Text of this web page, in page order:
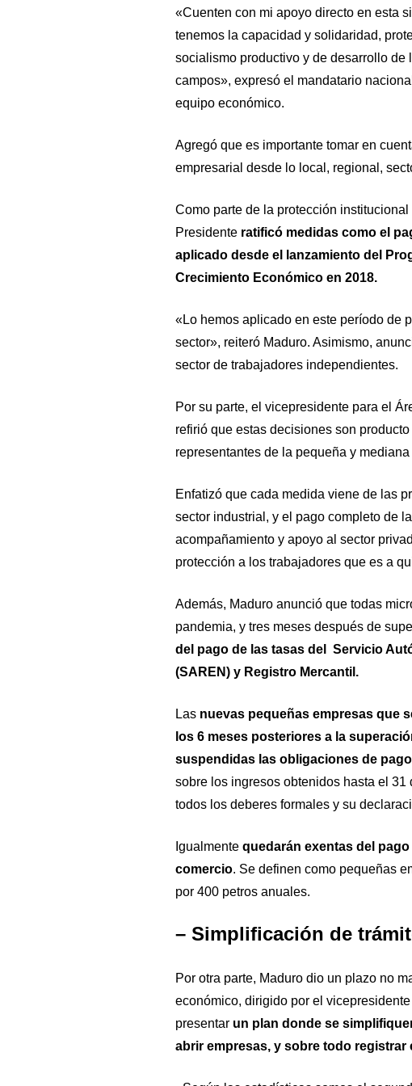
«Cuenten con mi apoyo directo en esta
tenemos la capacidad y solidaridad,
socialismo productivo y de desarrollo de
campos», expresó el mandatario
equipo económico.
Agregó que es importante tomar en
empresarial desde lo local, regional,
Como parte de la protección
Presidente ratificó medidas como el
aplicado desde el lanzamiento del
Crecimiento Económico en 2018.
«Lo hemos aplicado en este período de
sector», reiteró Maduro. Asimismo,
sector de trabajadores independientes.
Por su parte, el vicepresidente para el
refirió que estas decisiones son
representantes de la pequeña y mediana
Enfatizó que cada medida viene de las
sector industrial, y el pago completo de
acompañamiento y apoyo al sector
protección a los trabajadores que es a
Además, Maduro anunció que todas
pandemia, y tres meses después de
del pago de las tasas del Servicio
(SAREN) y Registro Mercantil.
Las nuevas pequeñas empresas que
los 6 meses posteriores a la
suspendidas las obligaciones de
sobre los ingresos obtenidos hasta el
todos los deberes formales y su
Igualmentequedarán exentas del
comercio. Se definen como pequeñas
por 400 petros anuales.
– Simplificación de
Por otra parte, Maduro dio un plazo no
económico, dirigido por el
presentar un plan donde se
abrir empresas, y sobre todo registrar